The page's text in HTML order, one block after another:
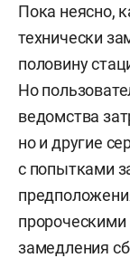
Пока неясно,
технически
половину
Но
ведомства
но и другие
с попытками
пророческими
замедления